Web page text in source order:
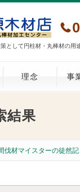
として円柱材・丸棒材の用
理念 事
結果
伐材マイスターの徒然記